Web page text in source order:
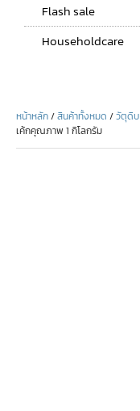
Flash sale
Householdcare
หน้าหลัก/สินค้าทั้งหมด /วัตุดิบ
เค้กคุณภาพ 1 กิโลกรัม